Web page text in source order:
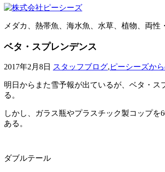
メダカ、熱帯魚、海水魚、水草、植物、両
ベタ・スプレンデンス
2017年2月8日 スタッフブログ, ピーシーズか
明日からまた雪予報が出ているが、ベタ・
る。
しかし、ガラス瓶やプラスチック製コップ
ある。
ダブルテール